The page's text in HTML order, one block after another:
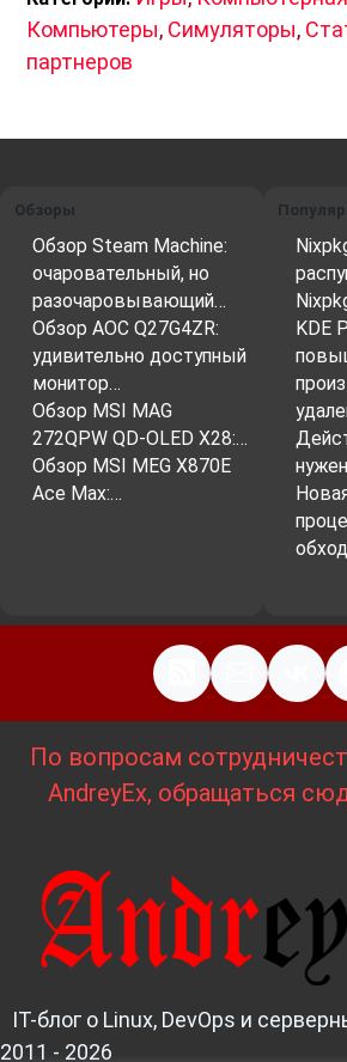
Компьютеры, Симуляторы,
партнеров
Обзоры
Обзор Steam Machine:
очаровательный, но
разочаровывающий…
Обзор AOC Q27G4ZR:
удивительно доступный
монитор…
Обзор MSI MAG
272QPW QD-OLED X28:…
Обзор MSI MEG X870E
Ace Max:…
KDE
По вопросам
AndreyEx, обращаться
IT-блог о Linux, DevOps и
2011 - 2026